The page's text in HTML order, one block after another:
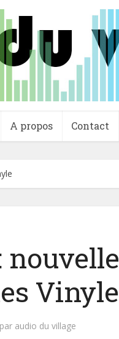
A propos Contact
nouvelle
Vinyle
par audio du village